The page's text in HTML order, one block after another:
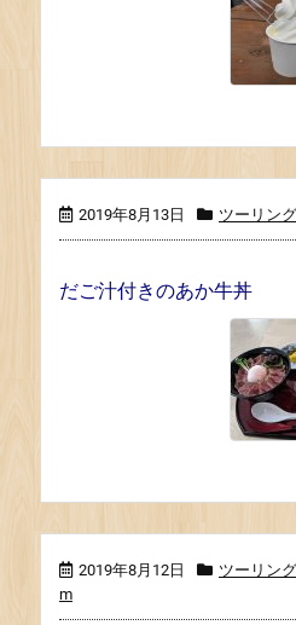
2019年8月13日 ツーリング
だご汁付きのあか牛丼
2019年8月12日 ツーリング
m